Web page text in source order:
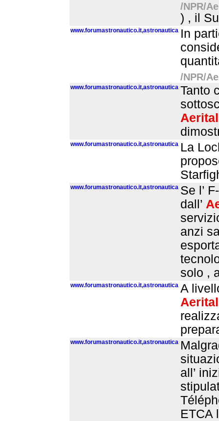
/NPR/
) , il
www.forumastronautico.it,astronautica In
/NPR/
www.forumastronautico.it,astronautica Tanto
www.forumastronautico.it,astronautica La
www.forumastronautico.it,astronautica Se l’
dall’
anzi
solo ,
www.forumastronautico.it,astronautica A
www.forumastronautico.it,astronautica
all’
ETCA